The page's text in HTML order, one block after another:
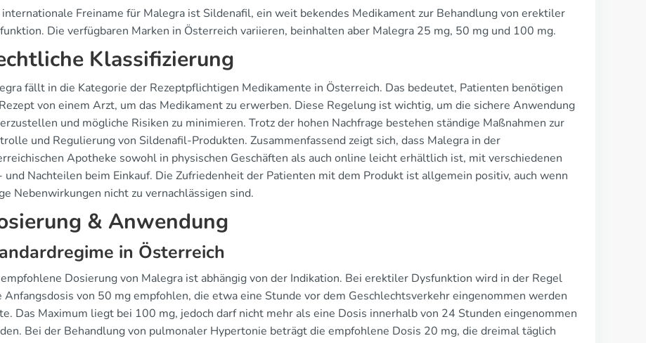
Freiname für Malegra ist Sildenafil, ein weit bekendes Medikament zur Behandlung von erektiler
Die verfügbaren Marken in Österreich variieren, beinhalten aber Malegra 25 mg, 50 mg und 100 mg.
Klassifizierung
fällt in die Kategorie der Rezeptpflichtigen Medikamente in Österreich. Das bedeutet, Patienten benötigen
von einem Arzt, um das Medikament zu erwerben. Diese Regelung ist wichtig, um die sichere Anwendung
und mögliche Risiken zu minimieren. Trotz der hohen Nachfrage bestehen ständige Maßnahmen zur
und Regulierung von Sildenafil-Produkten. Zusammenfassend zeigt sich, dass Malegra in der
Apotheke sowohl in physischen Geschäften als auch online leicht erhältlich ist, mit verschiedenen
und Nachteilen beim Einkauf. Die Zufriedenheit der Patienten mit dem Produkt ist allgemein positiv, auch wenn
Nebenwirkungen nicht zu vernachlässigen sind.
& Anwendung
in Österreich
Dosierung von Malegra ist abhängig von der Indikation. Bei erektiler Dysfunktion wird in der Regel
Anfangsdosis von 50 mg empfohlen, die etwa eine Stunde vor dem Geschlechtsverkehr eingenommen werden
Das Maximum liegt bei 100 mg, jedoch darf nicht mehr als eine Dosis innerhalb von 24 Stunden eingenommen
Bei der Behandlung von pulmonaler Hypertonie beträgt die empfohlene Dosis 20 mg, die dreimal täglich